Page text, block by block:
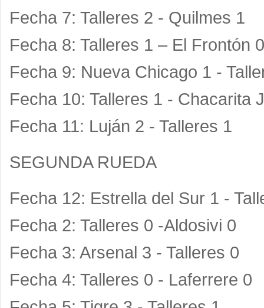
Fecha 7: Talleres 2 - Quilmes 1
Fecha 8: Talleres 1 – El Frontón 0
Fecha 9: Nueva Chicago 1 -
Fecha 10: Talleres 1 - Chacarita
Fecha 11: Luján 2 - Talleres 1
SEGUNDA RUEDA
Fecha 12: Estrella del Sur 1 -
Fecha 2: Talleres 0 -Aldosivi 0
Fecha 3: Arsenal 3 - Talleres 0
Fecha 4: Talleres 0 - Laferrere 0